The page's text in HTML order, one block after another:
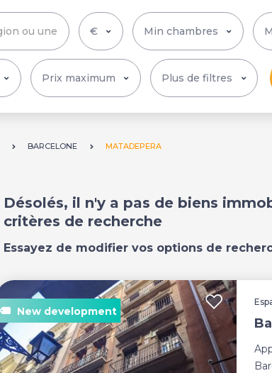
Plus de filtres
BARCELONE MATADEPERA
Désolés, il n'y a pas de biens
critères de recherche
Essayez de modifier vos options de